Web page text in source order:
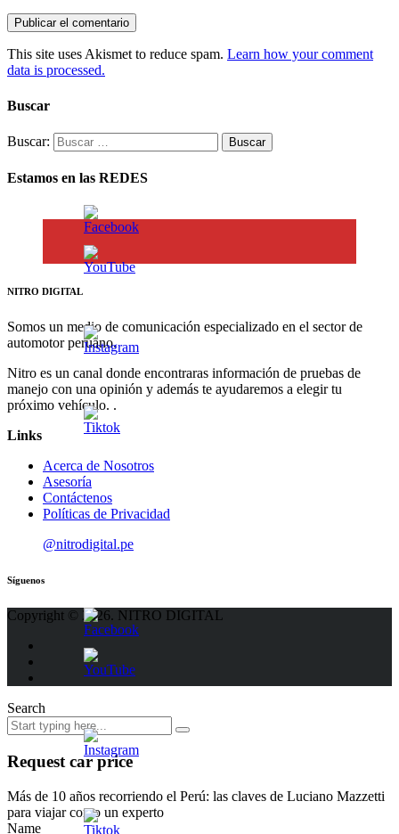
This site uses Akismet to reduce spam. Learn how your comment
data is processed.
Buscar
Buscar:
Estamos en las REDES
NITRO DIGITAL
Somos un medio de comunicación especializado en el sector de
automotor peruano.
Nitro es un canal donde encontraras información de pruebas de
manejo con una opinión y además te ayudaremos a elegir tu
próximo vehículo. .
Links
Acerca de Nosotros
Asesoría
Contáctenos
Políticas de Privacidad
@nitrodigital.pe
Síguenos
Copyright © 2026. NITRO DIGITAL
Search
Request car price
Más de 10 años recorriendo el Perú: las claves de Luciano Mazzetti
para viajar como un experto
Name